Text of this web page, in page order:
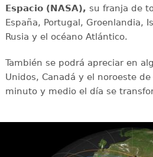
Espacio (NASA), su franja de
España, Portugal, Groenlandia,
Rusia y el océano Atlántico.
También se podrá apreciar en
Unidos, Canadá y el noroeste
minuto y medio el día se